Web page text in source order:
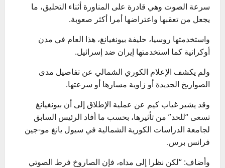
سرعة الصوت وهي قادرة على المناورة أثناء التحليق، ما
يجعل من تعقبها واعتراضها أمرا أكثر صعوبة.
واستخدمتها روسيا، حليفة بيونغيانغ، هذا العام في مدن
أوكرانية كما استخدمتها إيران ضد إسرائيل.
ولم يكشف الإعلام الكوري الشمالي عن تفاصيل مدى
الصواريخ الجديدة أو زاوية مسارها أو سرعتها.
وقد يشير غياب كيم عن عملية الإطلاق إلى أن بيونغيانغ
تسعى “للحد” من تأثيرها، بحسب ما أفاد الرئيس السابق
لجامعة الدراسات الكورية الشمالية في سيول يانغ مو-جين
فرانس برس.
وأضاف: “لكن نظرا إلى مداه، فإن الصاروخ فرط الصوتي